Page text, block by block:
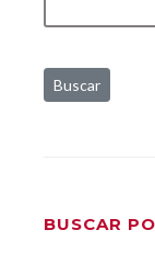
Buscar
BUSCAR